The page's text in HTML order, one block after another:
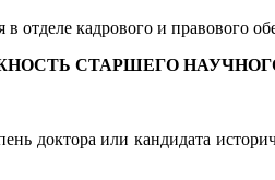
в отделе кадрового и правового
СТАРШЕГО
доктора или кандидата